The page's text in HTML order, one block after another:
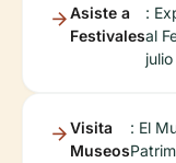
Asiste a
Festivales
:
al
Visita
Museos
: El